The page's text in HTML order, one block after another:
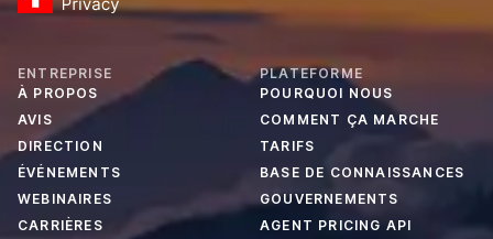
ENTREPRISE
À PROPOS
AVIS
DIRECTION
ÉVÉNEMENTS
WEBINAIRES
CARRIÈRES
PLATEFORME
POURQUOI NOUS
COMMENT ÇA MARCHE
TARIFS
BASE DE CONNAISSANCES
GOUVERNEMENTS
AGENT PRICING API